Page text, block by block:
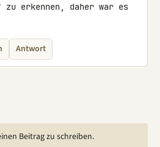
erkennen, daher war es
Antwort
Beitrag zu schreiben.